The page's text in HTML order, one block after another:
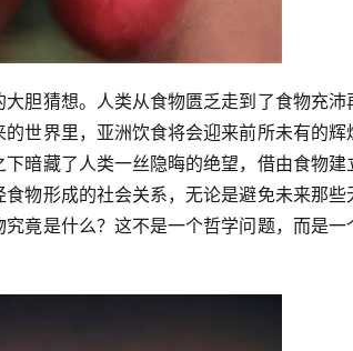
胆猜想。人类从食物匮乏走到了食物充沛
世界里，亚洲饮食将会迎来前所未有的辉
暗藏了人类一丝隐晦的绝望，借由食物建
物形成的社会关系，无论是避免未来那些
竟是什么？这不是一个哲学问题，而是一